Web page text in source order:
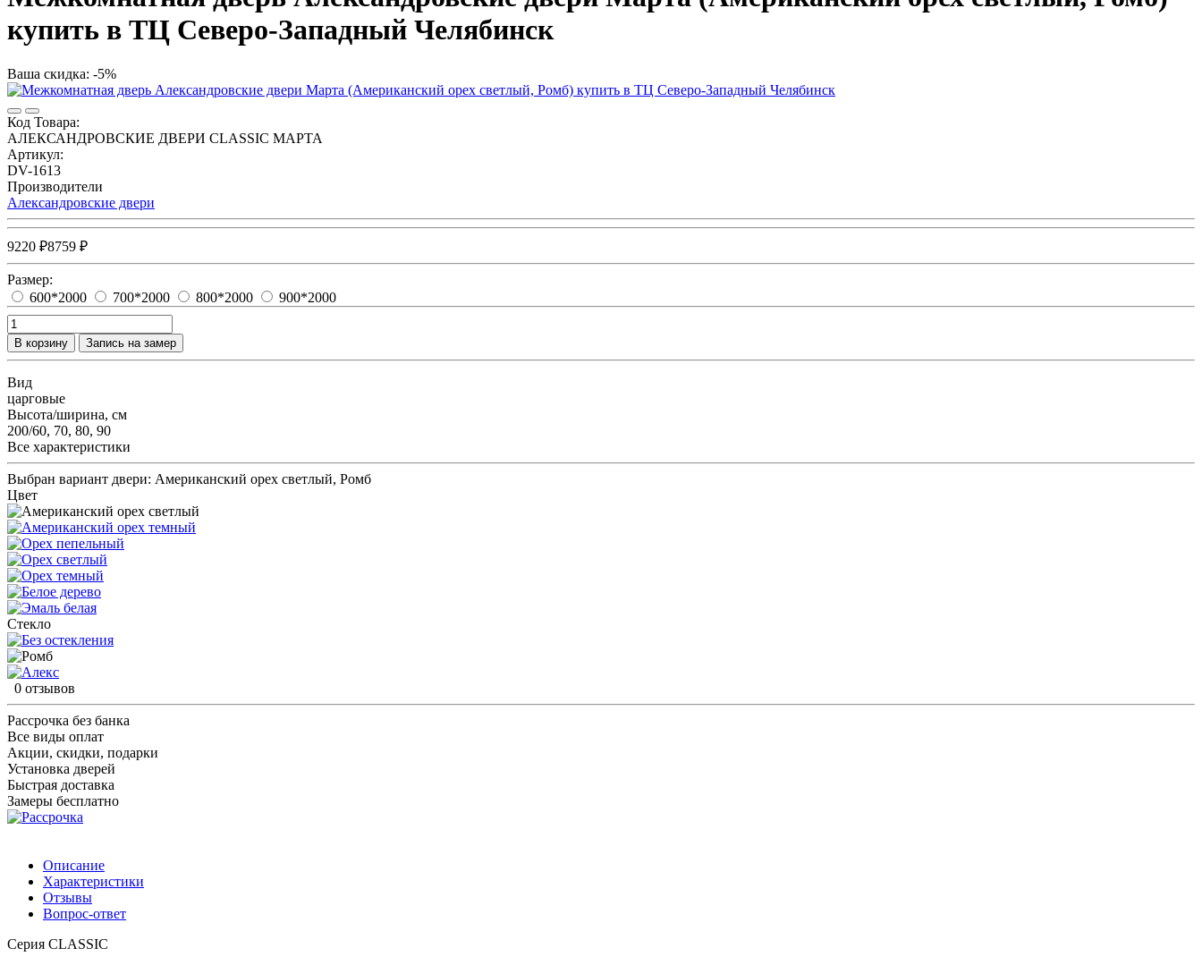
купить в ТЦ Северо-Западный Челябинск
Ваша скидка: -5%
Код Товара:
АЛЕКСАНДРОВСКИЕ ДВЕРИ CLASSIC МАРТА
Артикул:
DV-1613
Производители
Александровские двери
9220 ₽8759 ₽
Размер:
600*2000
700*2000 800*2000 900*2000
В корзину Запись на замер
Вид
царговые
Высота/ширина, см
200/60, 70, 80, 90
Все характеристики
Выбран вариант двери: Американский орех светлый, Ромб
Цвет
Стекло
0 отзывов
Рассрочка без банка
Все виды оплат
Акции, скидки, подарки
Установка дверей
Быстрая доставка
Замеры бесплатно
Описание
Характеристики
Отзывы
Вопрос-ответ
Серия CLASSIC